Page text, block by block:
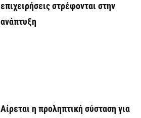
επιχειρήσεις στρέφονται στην
ανάπτυξη
Αίρεται η προληπτική σύσταση για